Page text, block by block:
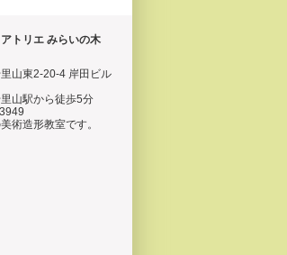
トリエ みらいの木
山東2-20-4 岸田ビル
山駅から徒歩5分
術造形教室です。